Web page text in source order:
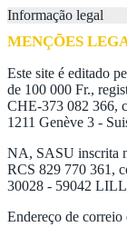
Informação legal
MENÇÕES
Este site é editado
de 100 000 Fr.,
CHE-373 082 366,
1211 Genève 3 -
NA, SASU inscrita
RCS 829 770 361,
30028 - 59042
Endereço de